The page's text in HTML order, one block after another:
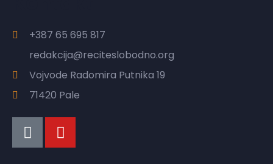
+387 65 695 817
redakcija@reciteslobodno.org
Vojvode Radomira Putnika 19
71420 Pale